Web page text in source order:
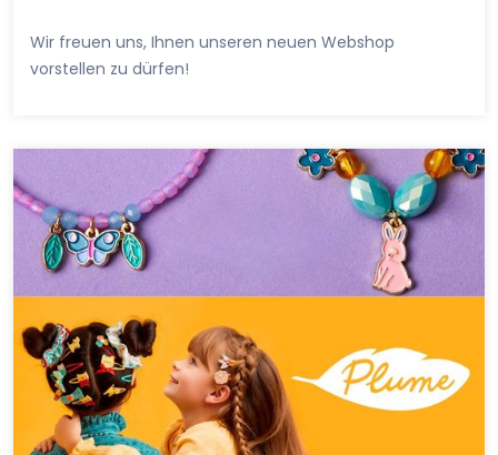
Wir freuen uns, Ihnen unseren neuen Webshop
vorstellen zu dürfen!